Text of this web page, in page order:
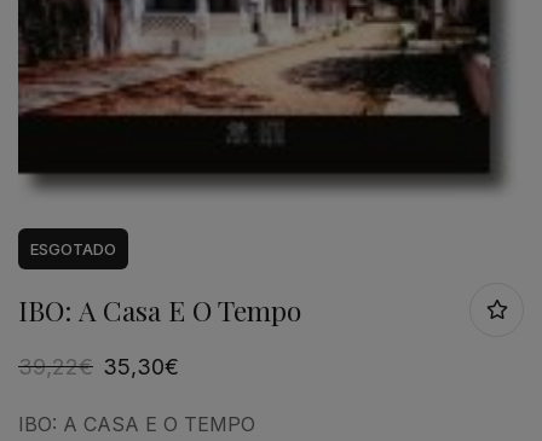
ESGOTADO
IBO: A Casa E O Tempo
39,22€ 35,30€
IBO: A CASA E O TEMPO